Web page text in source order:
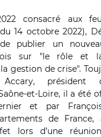
consacré aux
du 14 octobre 2022),
publier un
sur "le rôle et
gestion de crise".
Accary, président
et-Loire, il a été
et par François
de France,
lors d’une